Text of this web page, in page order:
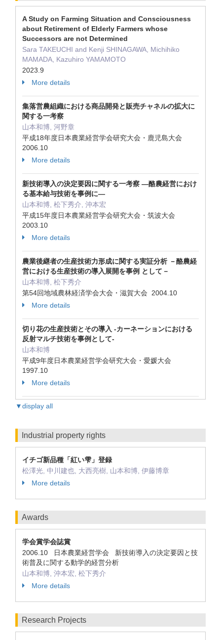
A Study on Farming Situation and Consciousness
about Retirement of Elderly Farmers whose
Successors are not Determined
Sara TAKEUCHI and Kenji SHINAGAWA, Michihiko
MAMADA, Kazuhiro YAMAMOTO
2023.9
More details
集落営農組織における商品開発と販売チャネルの拡大に
関する一考察
山本和博, 河野章
平成18年度日本農業経営学会研究大会・鹿児島大会
2006.10
More details
新技術導入の決定要因に関する一考察 ―酪農経営におけ
る基本給与技術を事例に―
山本和博, 松下秀介, 沖本宏
平成15年度日本農業経営学会研究大会・筑波大会
2003.10
More details
農業後継者の生産技術力形成に関する実証分析 －酪農経
営における生産技術の導入展開を事例 として－
山本和博, 松下秀介
第54回地域農林経済学会大会・滋賀大会 2004.10
More details
切り花の生産技術とその導入 -カーネーションにおける
反射マルチ技術を事例として-
山本和博
平成9年度日本農業経営学会研究大会・愛媛大会
1997.10
More details
▼display all
Industrial property rights
イチゴ新品種「紅い雫」登録
松澤光, 中川建也, 大西亮樹, 山本和博, 伊藤博章
More details
Awards
学会賞学会誌賞
2006.10 日本農業経営学会 新技術導入の決定要因と技
術普及に関する動学的経営分析
山本和博, 沖本宏, 松下秀介
More details
Research Projects